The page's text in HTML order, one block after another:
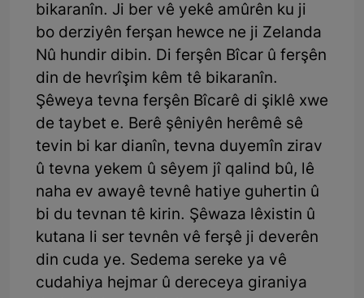
bikaranîn. Ji ber vê yekê amûrên ku ji
bo derziyên ferşan hewce ne ji Zelanda
Nû hundir dibin. Di ferşên Bîcar û ferşên
din de hevrîşim kêm tê bikaranîn.
Şêweya tevna ferşên Bîcarê di şiklê xwe
de taybet e. Berê şêniyên herêmê sê
tevin bi kar dianîn, tevna duyemîn zirav
û tevna yekem û sêyem jî qalind bû, lê
naha ev awayê tevnê hatiye guhertin û
bi du tevnan tê kirin. Şêwaza lêxistin û
kutana li ser tevnên vê ferşê ji deverên
din cuda ye. Sedema sereke ya vê
cudahiya hejmar û dereceya giraniya